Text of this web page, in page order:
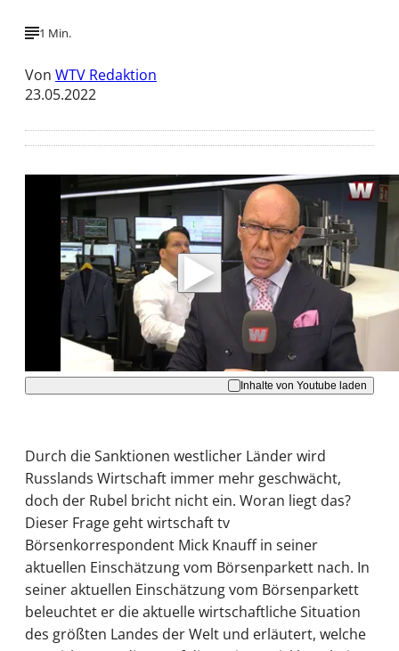
1 Min.
Von WTV Redaktion
23.05.2022
Mit der Wiedergabe dieses Videos werden
Daten an Youtube übertragen.
Hinweise dazu erhalten Sie in der Datenschutzerklärung.
Akzeptieren
Inhalte von Youtube laden
Durch die Sanktionen westlicher Länder wird
Russlands Wirtschaft immer mehr geschwächt,
doch der Rubel bricht nicht ein. Woran liegt das?
Dieser Frage geht wirtschaft tv
Börsenkorrespondent Mick Knauff in seiner
aktuellen Einschätzung vom Börsenparkett nach. In
seiner aktuellen Einschätzung vom Börsenparkett
beleuchtet er die aktuelle wirtschaftliche Situation
des größten Landes der Welt und erläutert, welche